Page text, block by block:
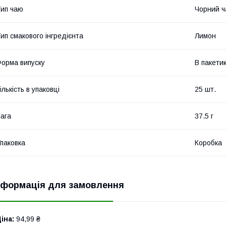
чаю Чорний
смакового інгредієнта Лимон
випуску В
в упаковці 25 шт.
37.5 г
Коробка
для замовлення
94,99 ₴